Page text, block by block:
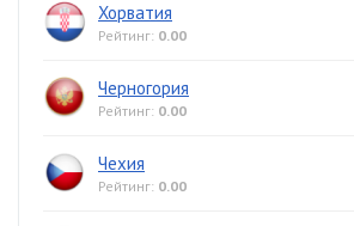
Хорватия
Рейтинг: 0.00
Черногория
Рейтинг: 0.00
Чехия
Рейтинг: 0.00